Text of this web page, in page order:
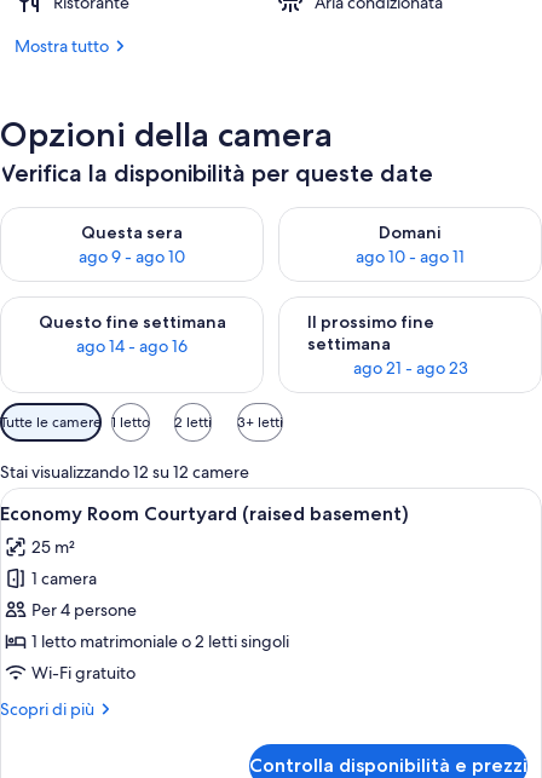
Mostra tutto
Opzioni della camera
Verifica la disponibilità per queste date
Questa sera
ago 9 - ago 10
Verifica la disponibilità per questa sera, ago 9 - ago 10
Domani
ago 10 - ago 11
Verifica la disponibilità per
Questo fine settimana
ago 14 - ago 16
Verifica la disponibilità per questo fine settimana, ago 14 -
Il prossimo fine
settimana
ago 21 - ago 23
Verifica la disponibilità per il
Filtri
disponibili
per
le
camere
Tutte le camere 1 letto 2 letti 3+ letti
Stai visualizzando 12 su 12 camere
Apri
tutte
le
foto
per
Economy
Room
(raised
Camera da letto moderna con
10
Economy Room Courtyard (raised basement)
25 m²
1 camera
Per 4 persone
1 letto matrimoniale o 2 letti singoli
Wi-Fi gratuito
Scopri di più
Altri
Controlla disponibilità e prezzi